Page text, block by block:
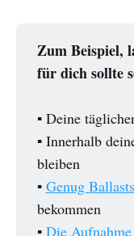
Zum Beispiel,
für dich sollte
▪️ Deine
▪️ Innerhalb
bleiben
▪️ Genug
bekommen
▪️ Die